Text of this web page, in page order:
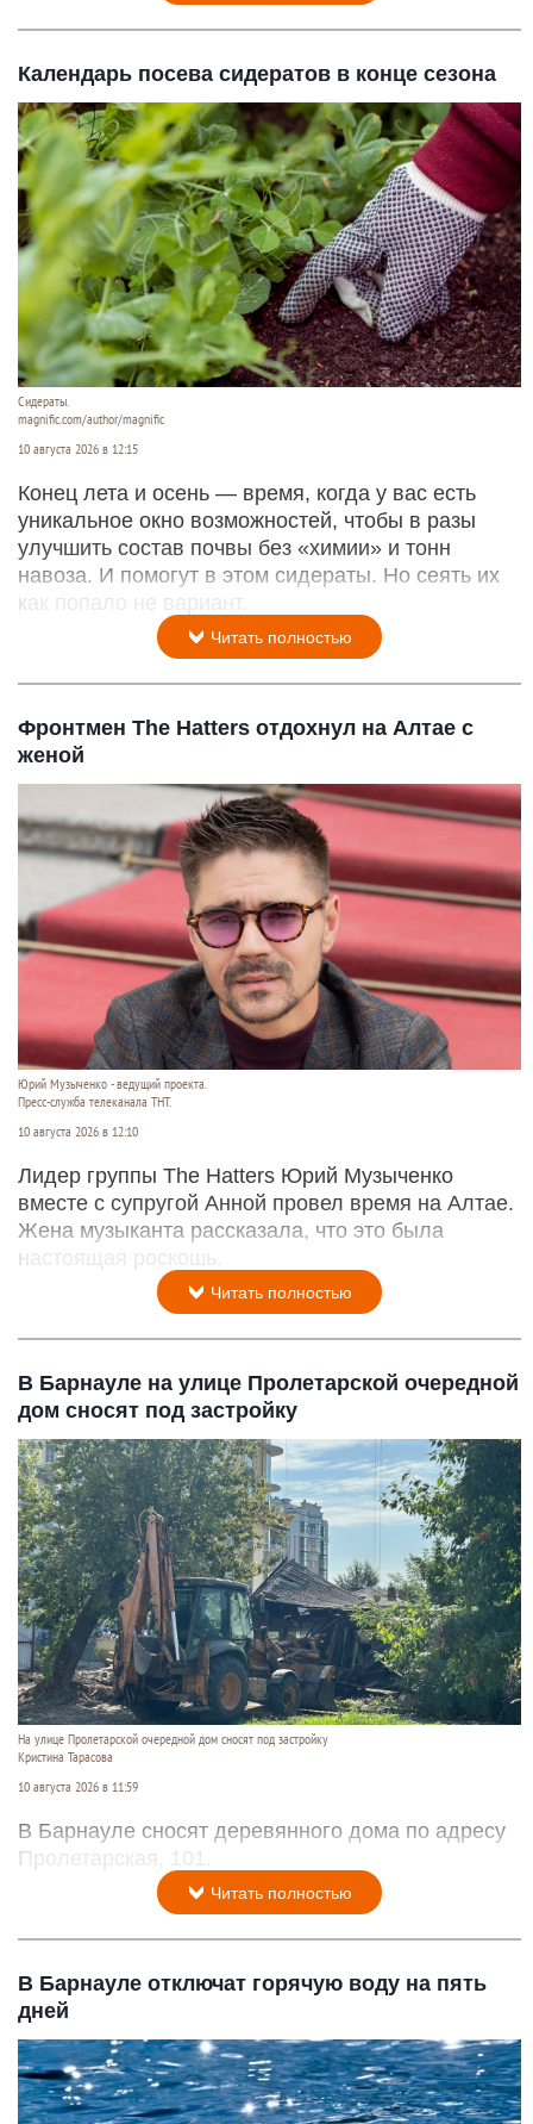
Календарь посева сидератов в конце сезона
Сидераты.
magnific.com/author/magnific
10 августа 2026 в 12:15
Конец лета и осень — время, когда у вас есть
уникальное окно возможностей, чтобы в разы
улучшить состав почвы без «химии» и тонн
навоза. И помогут в этом сидераты. Но сеять их
как попало не вариант.
Читать полностью
Фронтмен The Hatters отдохнул на Алтае с
женой
Юрий Музыченко - ведущий проекта.
Пресс-служба телеканала ТНТ.
10 августа 2026 в 12:10
Лидер группы The Hatters Юрий Музыченко
вместе с супругой Анной провел время на Алтае.
Жена музыканта рассказала, что это была
настоящая роскошь.
Читать полностью
В Барнауле на улице Пролетарской очередной
дом сносят под застройку
На улице Пролетарской очередной дом сносят под застройку
Кристина Тарасова
10 августа 2026 в 11:59
В Барнауле сносят деревянного дома по адресу
Пролетарская, 101.
Читать полностью
В Барнауле отключат горячую воду на пять
дней